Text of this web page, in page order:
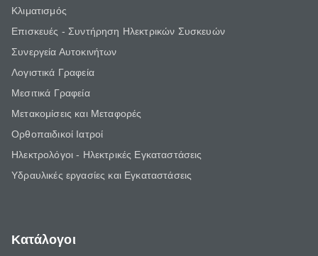
Κλιματισμός
Επισκευές - Συντήρηση Ηλεκτρικών Συσκευών
Συνεργεία Αυτοκινήτων
Λογιστικά Γραφεία
Μεσιτικά Γραφεία
Μετακομίσεις και Μεταφορές
Ορθοπαιδικοί Ιατροί
Ηλεκτρολόγοι - Ηλεκτρικές Εγκαταστάσεις
Υδραυλικές εργασίες και Εγκαταστάσεις
Κατάλογοι